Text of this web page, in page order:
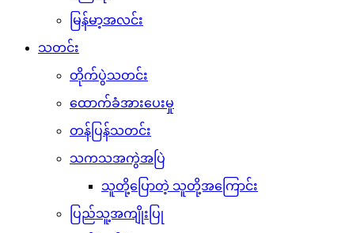
မြန်မာ့အလင်း
သတင်း
တိုက်ပွဲသတင်း
ထောက်ခံအားပေးမှု
တန်ပြန်သတင်း
သကသအကွဲအပြဲ
သူတို့ပြောတဲ့ သူတို့အကြောင်း
ပြည်သူ့အကျိုးပြု